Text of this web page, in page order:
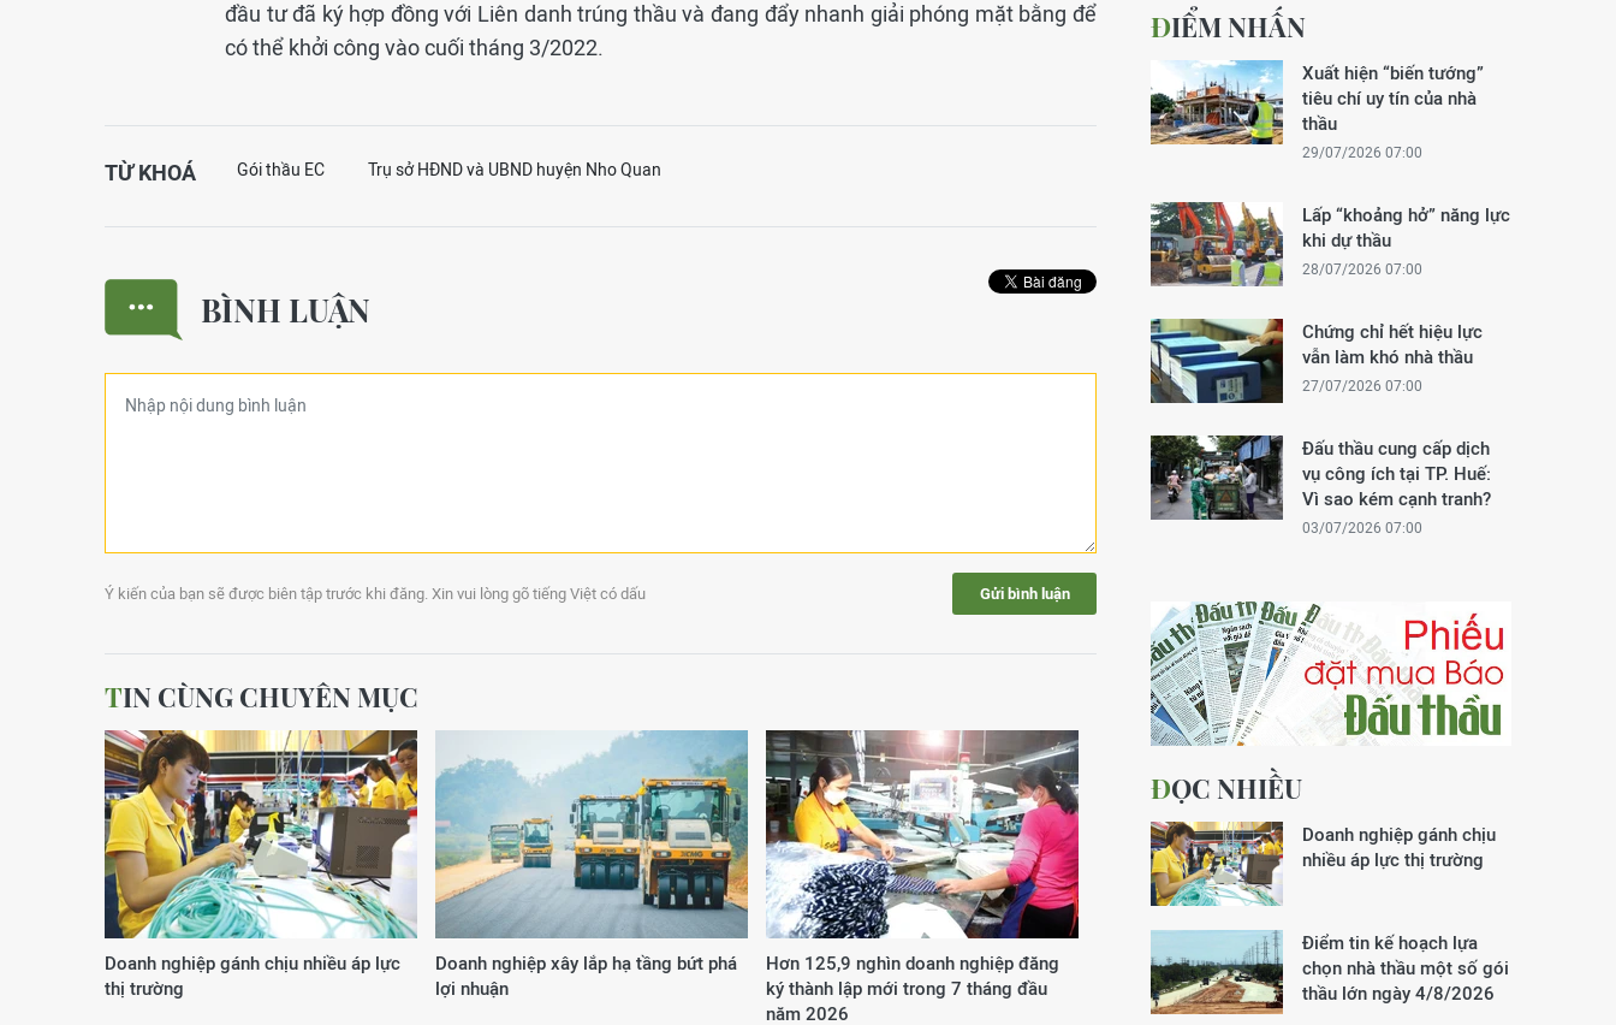
đầu tư đã ký hợp đồng với Liên danh trúng thầu và đang đẩy nhanh giải phóng mặt bằng để
có thể khởi công vào cuối tháng 3/2022.
TỪ KHOÁ Gói thầu EC Trụ sở HĐND và UBND huyện Nho Quan
BÌNH LUẬN
Ý kiến của bạn sẽ được biên tập trước khi đăng. Xin vui lòng gõ tiếng Việt có dấu Gửi bình luận
TIN CÙNG CHUYÊN MỤC
Doanh nghiệp gánh chịu nhiều áp lực
thị trường
Doanh nghiệp xây lắp hạ tầng bứt phá
lợi nhuận
Hơn 125,9 nghìn doanh nghiệp đăng
ký thành lập mới trong 7 tháng đầu
năm 2026
ĐIỂM NHẤN
Xuất hiện “biến tướng”
tiêu chí uy tín của nhà
thầu
29/07/2026 07:00
Lấp “khoảng hở” năng lực
khi dự thầu
28/07/2026 07:00
Chứng chỉ hết hiệu lực
vẫn làm khó nhà thầu
27/07/2026 07:00
Đấu thầu cung cấp dịch
vụ công ích tại TP. Huế:
Vì sao kém cạnh tranh?
03/07/2026 07:00
ĐỌC NHIỀU
Doanh nghiệp gánh chịu
nhiều áp lực thị trường
Điểm tin kế hoạch lựa
chọn nhà thầu một số gói
thầu lớn ngày 4/8/2026